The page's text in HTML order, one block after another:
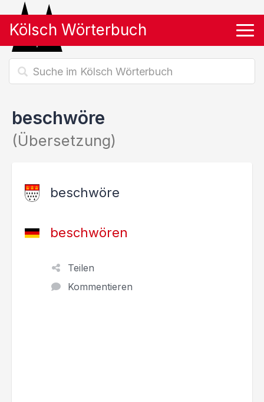
Kölsch Wörterbuch
beschwöre
(Übersetzung)
beschwöre
beschwören
Teilen
Kommentieren